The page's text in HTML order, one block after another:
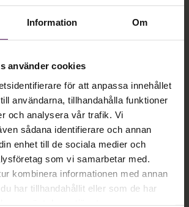
Information Om
använder cookies
för att anpassa innehållet
användarna, tillhandahålla funktioner
och analysera vår trafik. Vi
sådana identifierare och annan
enhet till de sociala medier och
som vi samarbetar med.
kombinera informationen med annan
har tillhandahållit eller som de har
hela betalningsflödet.
flera godkännande steg med
och varningar.
med krypterade bankfiler och
ISO 20022.
svenska banker.